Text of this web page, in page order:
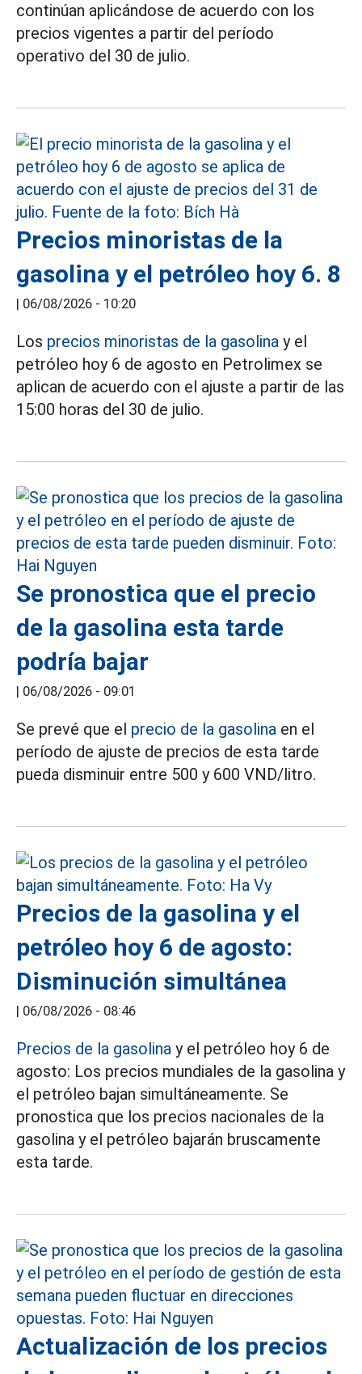
continúan aplicándose de acuerdo con los
precios vigentes a partir del período
operativo del 30 de julio.
Precios minoristas de la
gasolina y el petróleo hoy 6. 8
| 06/08/2026 - 10:20
Los precios minoristas de la gasolina y el
petróleo hoy 6 de agosto en Petrolimex se
aplican de acuerdo con el ajuste a partir de las
15:00 horas del 30 de julio.
Se pronostica que el precio
de la gasolina esta tarde
podría bajar
| 06/08/2026 - 09:01
Se prevé que el precio de la gasolina en el
período de ajuste de precios de esta tarde
pueda disminuir entre 500 y 600 VND/litro.
Precios de la gasolina y el
petróleo hoy 6 de agosto:
Disminución simultánea
| 06/08/2026 - 08:46
Precios de la gasolina y el petróleo hoy 6 de
agosto: Los precios mundiales de la gasolina y
el petróleo bajan simultáneamente. Se
pronostica que los precios nacionales de la
gasolina y el petróleo bajarán bruscamente
esta tarde.
Actualización de los precios